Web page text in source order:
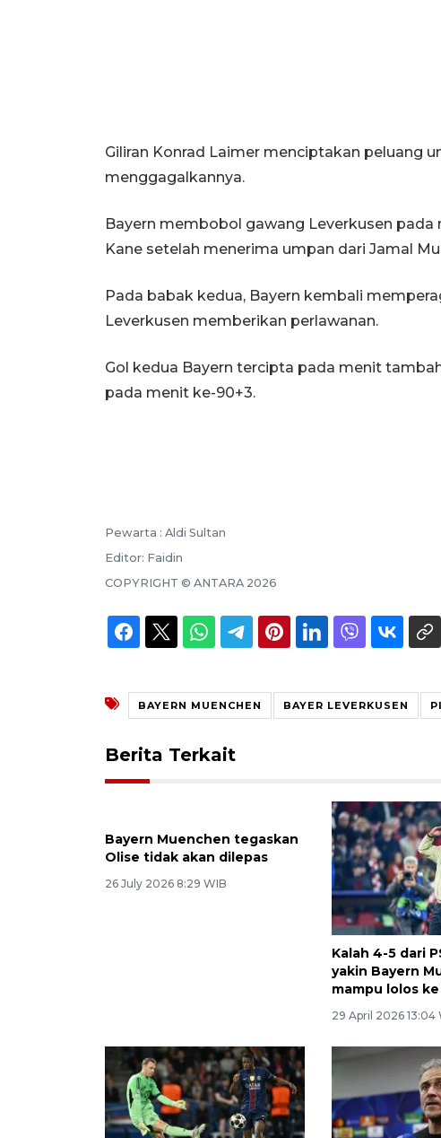
Giliran Konrad Laimer menciptakan peluang
menggagalkannya.
Bayern membobol gawang Leverkusen
Kane setelah menerima umpan dari Jamal
Pada babak kedua, Bayern kembali
Leverkusen memberikan perlawanan.
Gol kedua Bayern tercipta pada menit
pada menit ke-90+3.
Pewarta : Aldi Sultan
Editor: Faidin
COPYRIGHT © ANTARA 2026
BAYERN MUENCHEN BAYER LEVERKUSEN
Berita Terkait
Bayern Muenchen tegaskan
Olise tidak akan dilepas
26 July 2026 8:29 WIB
Kalah 4-5 dari
yakin Bayern
mampu lolos
29 April 2026 13:04